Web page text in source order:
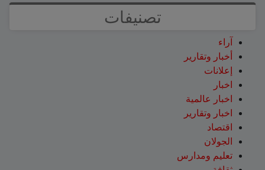
تصنيفات
آراء
أخبار وتقارير
إعلانات
اخبار
اخبار عالمية
اخبار وتقارير
اقتصاد
الجولان
تعليم ومدارس